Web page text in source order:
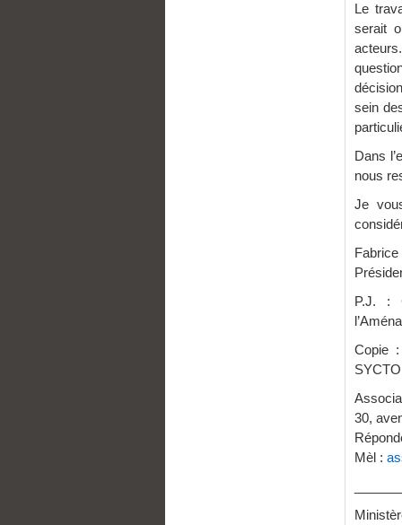
Le
serait
sein
Dans
nous
Je
Fabrice
P.J. :
Copie
30,
Mèl :